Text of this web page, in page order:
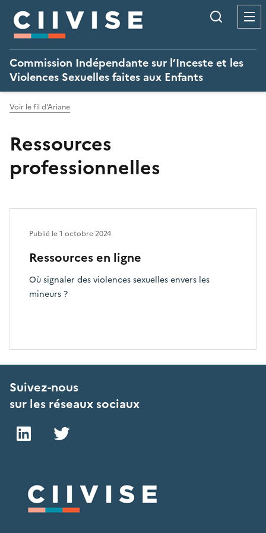
Commission Indépendante sur l’Inceste et les
Violences Sexuelles faites aux Enfants
Voir le fil d'Ariane
Ressources
professionnelles
Ressources en ligne
Où signaler des violences sexuelles envers les
mineurs ?
Publié le1 octobre 2024
Suivez-nous
sur les réseaux sociaux
LinkedIn